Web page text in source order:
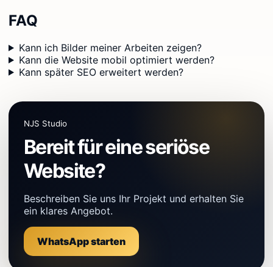
FAQ
Kann ich Bilder meiner Arbeiten zeigen?
Kann die Website mobil optimiert werden?
Kann später SEO erweitert werden?
NJS Studio
Bereit für eine seriöse
Website?
Beschreiben Sie uns Ihr Projekt und erhalten Sie
ein klares Angebot.
WhatsApp starten